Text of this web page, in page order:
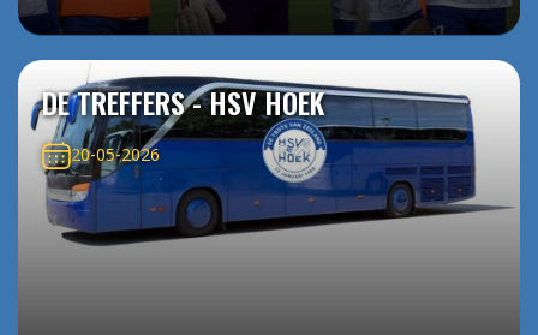
DE TREFFERS - HSV HOEK
20-05-2026